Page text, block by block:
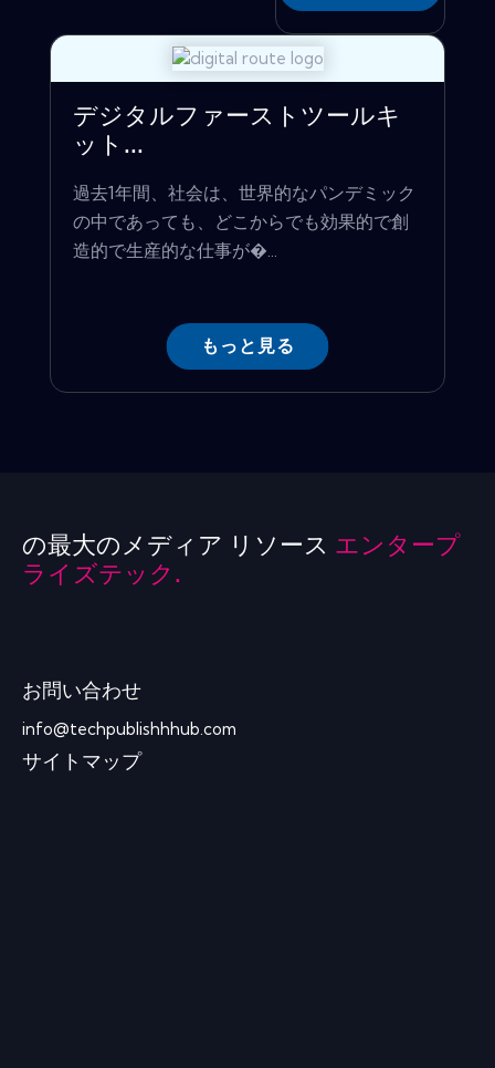
デジタルファーストツールキ
ット...
過去1年間、社会は、世界的なパンデミック
の中であっても、どこからでも効果的で創
造的で生産的な仕事が�...
もっと見る
の最大のメディア リソース エンタープ
ライズテック.
お問い合わせ
info@techpublishhhub.com
サイトマップ